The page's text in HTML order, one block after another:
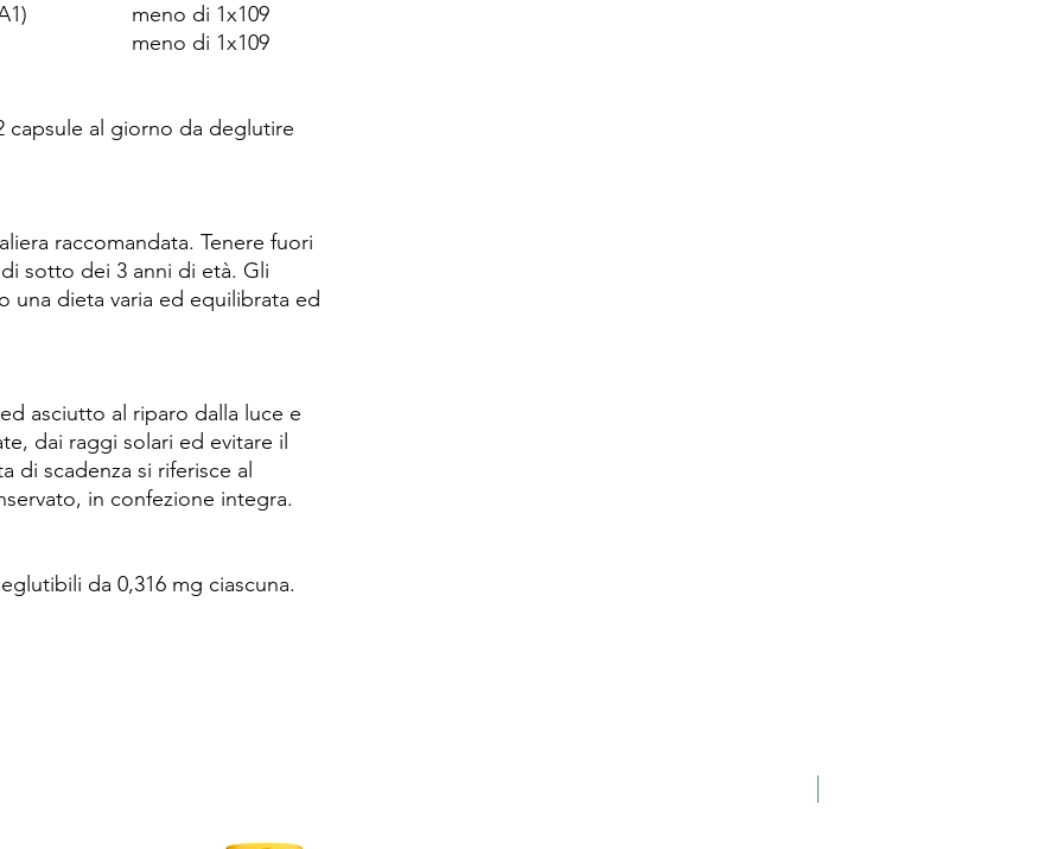
meno di 1x109
meno di 1x109
capsule al giorno da deglutire
raccomandata. Tenere fuori
sotto dei 3 anni di età. Gli
una dieta varia ed equilibrata ed
asciutto al riparo dalla luce e
dai raggi solari ed evitare il
di scadenza si riferisce al
in confezione integra.
da 0,316 mg ciascuna.